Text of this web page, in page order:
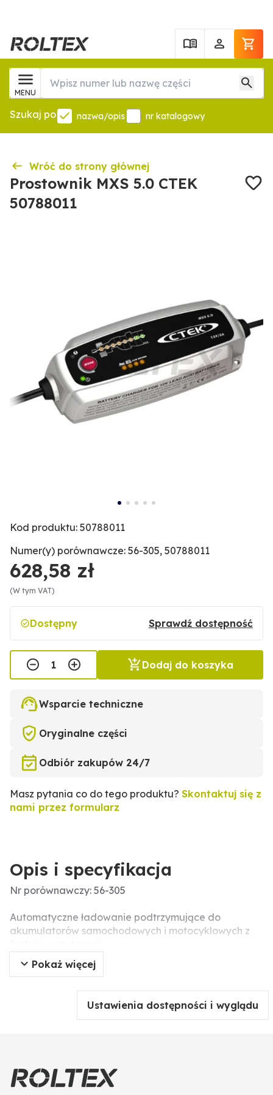
MENU
Szukaj po nazwa/opis nr katalogowy
Wróć do strony głównej
Prostownik MXS 5.0 CTEK
50788011
Kod produktu: 50788011
Numer(y) porównawcze: 56-305, 50788011
628,58 zł
(W tym VAT)
Dostępny Sprawdź dostępność
Dodaj do koszyka
Wsparcie techniczne
Oryginalne części
Odbiór zakupów 24/7
Masz pytania co do tego produktu? Skontaktuj się z
nami przez formularz
Opis i specyfikacja
Nr porównawczy: 56-305
Automatyczne ładowanie podtrzymujące do
akumulatorów samochodowych i motocyklowych z
MXS 5.0 to wysoce zaawansowany, sterowany
który zapewnia niezrównaną wydajność podczas
ładowania akumulatorów kwasowo-ołowiowych o
najbardziej ekstremalnych warunkach.
Pokaż więcej
Ustawienia dostępności i wyglądu